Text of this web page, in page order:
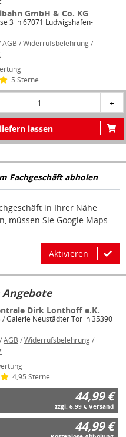
GmbH & Co. KG
3 in 67071 Ludwigshafen-
AGB /Widerrufsbelehrung
/
5 Sterne
1
lassen
Fachgeschäft abholen
in Ihrer Nähe
müssen Sie Google Maps
Aktivieren
Angebote
Dirk Lonthoff e.K.
/ Galerie Neustädter Tor in 35390
/ AGB /Widerrufsbelehrung
/
4,95 Sterne
44,99 €
zzgl. 6,99 € Versand
44,99 €
Kostenlose Abholung